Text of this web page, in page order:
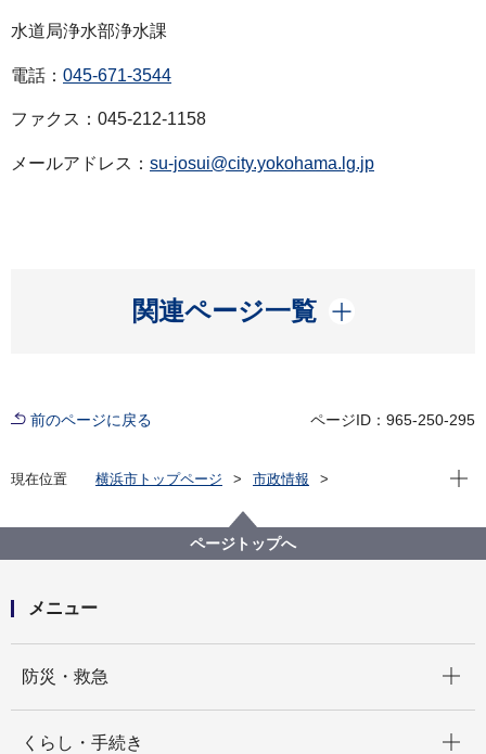
水道局浄水部浄水課
電話： 045-671-3544
ファクス：045-212-1158
メールアドレス： su-josui@city.yokohama.lg.jp
関連ページ一覧
開く
前のページに戻る ページID：965-250-295
現在位置 横浜市トップページ
市政情報
ポンプ場の遠隔巡視に向けて実証試験を行います！
将来の担い手不足を見据えドローンとIoTセンサで巡視
現在
ページトップへ
メニュー
防災・救急
くらし・手続き